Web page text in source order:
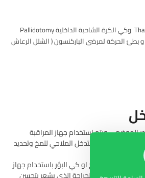
كي نواة المهاد Thalamotomy وكي الكرة الشاحبة الداخلية Pallidotomy
بطئ الحركة لمرضى الباركنسون ( الشلل الرعاش
الموضعي ويتم استخدام جهاز المراقبة
يتم استخدام جهاز التدخل الملاحي للمخ وتحديد
الداخلية.
التحفيز العميق للمخ او كي البؤر باستخدام جهاز